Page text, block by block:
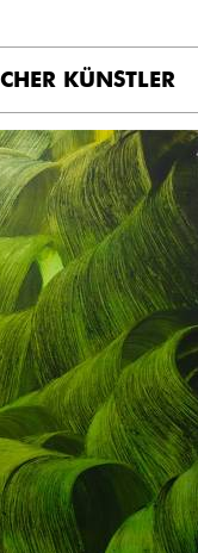
KÜNSTLER